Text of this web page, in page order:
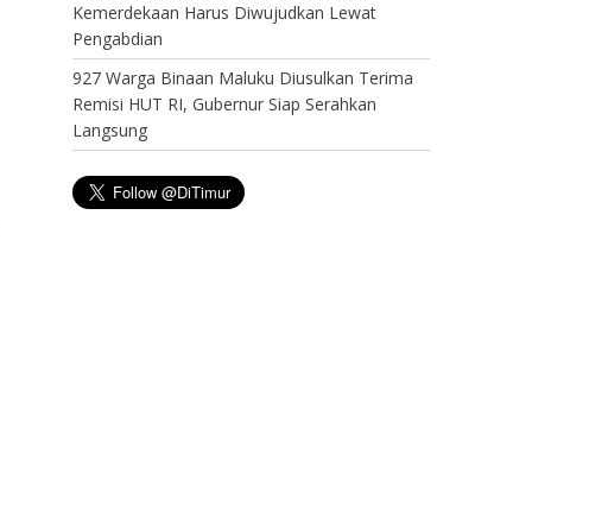
Kemerdekaan Harus Diwujudkan Lewat
Pengabdian
927 Warga Binaan Maluku Diusulkan Terima
Remisi HUT RI, Gubernur Siap Serahkan
Langsung